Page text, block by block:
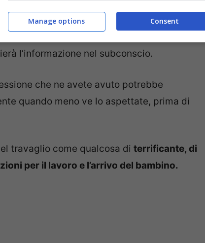
reazione è il timore, lapaura. Ad esempio
volare, il racconto di un atterraggio
nella sua testa. Non solo ne sarà a
l’informazione nel subconscio.
che ne avete avuto potrebbe
quando meno ve lo aspettate, prima di
travaglio come qualcosa di terrificante, di
per il lavoro e l’arrivo del bambino.
Consent
Manage options